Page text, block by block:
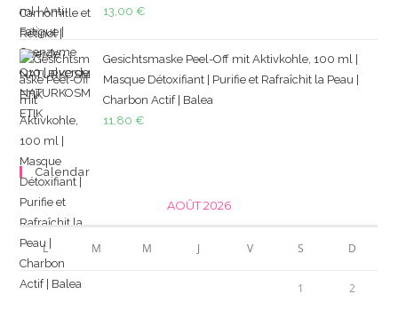
13,00 €
Gesichtsmaske Peel-Off mit Aktivkohle, 100 ml |
Masque Détoxifiant | Purifie et Rafraîchit la Peau |
Charbon Actif | Balea
11,80 €
Calendar
AOÛT 2026
L M M J V S D
1 2